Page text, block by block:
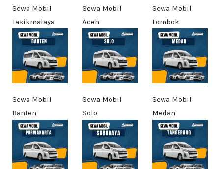
Sewa Mobil
Tasikmalaya
Sewa Mobil
Aceh
Sewa Mobil
Lombok
Sewa Mobil
Banten
Sewa Mobil
Solo
Sewa Mobil
Medan